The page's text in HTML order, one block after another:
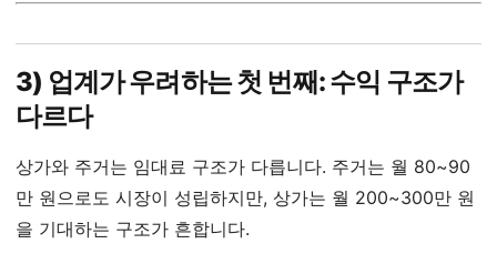
3) 업계가 우려하는 첫 번째: 수익 구조가
다르다
상가와 주거는 임대료 구조가 다릅니다. 주거는 월 80~90
만 원으로도 시장이 성립하지만, 상가는 월 200~300만 원
을 기대하는 구조가 흔합니다.